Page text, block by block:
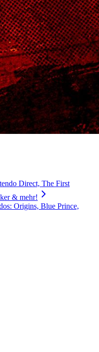
Direct, The First
& mehr!
Origins, Blue Prince,